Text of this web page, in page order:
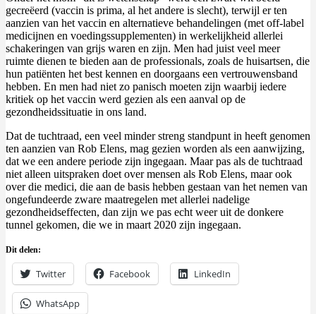
gecreëerd (vaccin is prima, al het andere is slecht), terwijl er ten
aanzien van het vaccin en alternatieve behandelingen (met off-label
medicijnen en voedingssupplementen) in werkelijkheid allerlei
schakeringen van grijs waren en zijn. Men had juist veel meer
ruimte dienen te bieden aan de professionals, zoals de huisartsen, die
hun patiënten het best kennen en doorgaans een vertrouwensband
hebben. En men had niet zo panisch moeten zijn waarbij iedere
kritiek op het vaccin werd gezien als een aanval op de
gezondheidssituatie in ons land.
Dat de tuchtraad, een veel minder streng standpunt in heeft genomen
ten aanzien van Rob Elens, mag gezien worden als een aanwijzing,
dat we een andere periode zijn ingegaan. Maar pas als de tuchtraad
niet alleen uitspraken doet over mensen als Rob Elens, maar ook
over die medici, die aan de basis hebben gestaan van het nemen van
ongefundeerde zware maatregelen met allerlei nadelige
gezondheidseffecten, dan zijn we pas echt weer uit de donkere
tunnel gekomen, die we in maart 2020 zijn ingegaan.
Dit delen:
Twitter Facebook LinkedIn
WhatsApp